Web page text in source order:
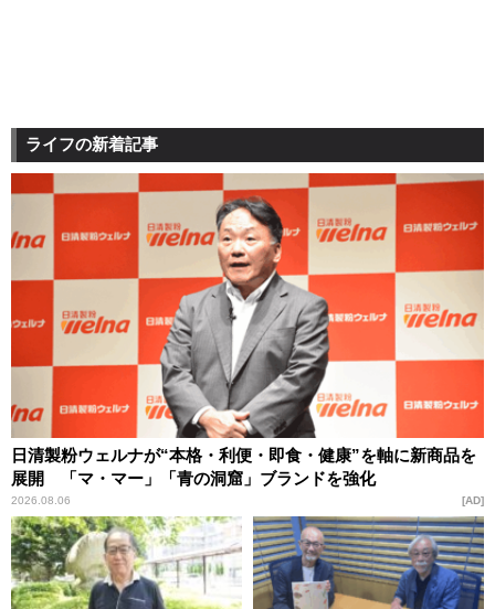
ライフの新着記事
日清製粉ウェルナが“本格・利便・即食・健康”を軸に新商品を
展開 「マ・マー」「青の洞窟」ブランドを強化
2026.08.06 AD